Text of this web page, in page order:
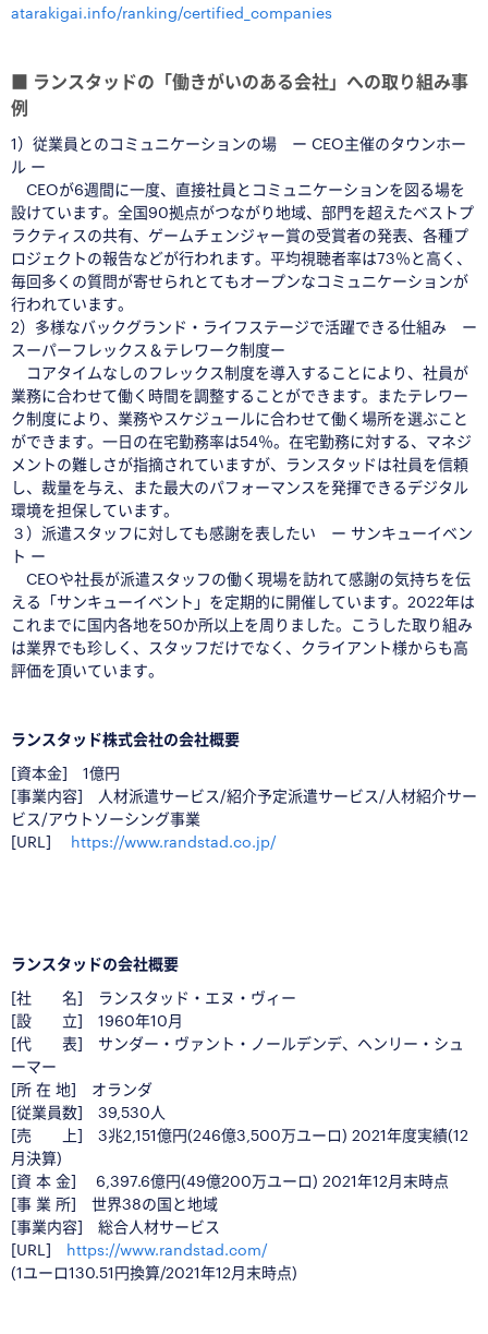
atarakigai.info/ranking/certified_companies
■ ランスタッドの「働きがいのある会社」への取り組み事
例
1） 従業員とのコミュニケーションの場 ー CEO主催のタウンホー
ル ー
CEOが6週間に一度、直接社員とコミュニケーションを図る場を
設けています。全国90拠点がつながり地域、部門を超えたベストプ
ラクティスの共有、ゲームチェンジャー賞の受賞者の発表、各種プ
ロジェクトの報告などが行われます。平均視聴者率は73％と高く、
毎回多くの質問が寄せられとてもオープンなコミュニケーションが
行われています。
2） 多様なバックグランド・ライフステージで活躍できる仕組み ー
スーパーフレックス＆テレワーク制度ー
コアタイムなしのフレックス制度を導入することにより、社員が
業務に合わせて働く時間を調整することができます。またテレワー
ク制度により、業務やスケジュールに合わせて働く場所を選ぶこと
ができます。一日の在宅勤務率は54％。在宅勤務に対する、マネジ
メントの難しさが指摘されていますが、ランスタッドは社員を信頼
し、裁量を与え、また最大のパフォーマンスを発揮できるデジタル
環境を担保しています。
３）派遣スタッフに対しても感謝を表したい ー サンキューイベン
ト ー
CEOや社長が派遣スタッフの働く現場を訪れて感謝の気持ちを伝
える「サンキューイベント」を定期的に開催しています。2022年は
これまでに国内各地を50か所以上を周りました。こうした取り組み
は業界でも珍しく、スタッフだけでなく、クライアント様からも高
評価を頂いています。
ランスタッド株式会社の会社概要
[資本金] 1億円
[事業内容] 人材派遣サービス/紹介予定派遣サービス/人材紹介サー
ビス/アウトソーシング事業
[URL] https://www.randstad.co.jp/
ランスタッドの会社概要
[社 名] ランスタッド・エヌ・ヴィー
[設 立] 1960年10月
[代 表] サンダー・ヴァント・ノールデンデ、ヘンリー・シュ
ーマー
[所 在 地] オランダ
[従業員数] 39,530 人
[売 上] 3兆2,151億円(246億3,500万ユーロ) 2021年度実績(12
月決算)
[資 本 金] 6,397.6億円(49億200万ユーロ) 2021年12月末時点
[事 業 所] 世界38の国と地域
[事業内容] 総合人材サービス
[URL] https://www.randstad.com/
(1ユーロ130.51円換算/2021年12月末時点)